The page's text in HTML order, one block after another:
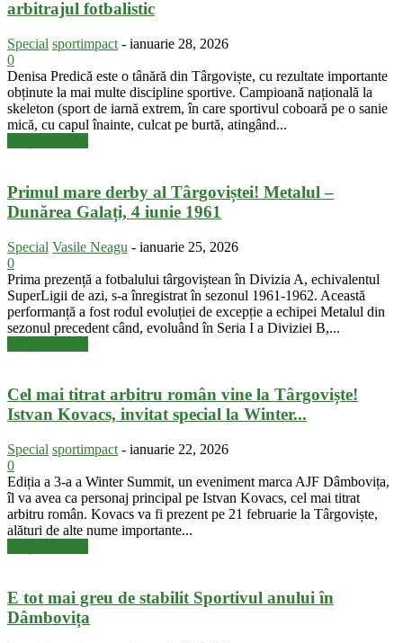
arbitrajul fotbalistic
Special sportimpact - ianuarie 28, 2026
0
Denisa Predică este o tânără din Târgoviște, cu rezultate importante
obținute la mai multe discipline sportive. Campioană națională la
skeleton (sport de iarnă extrem, în care sportivul coboară pe o sanie
mică, cu capul înainte, culcat pe burtă, atingând...
Primul mare derby al Târgoviștei! Metalul –
Dunărea Galați, 4 iunie 1961
Special Vasile Neagu - ianuarie 25, 2026
0
Prima prezență a fotbalului târgoviștean în Divizia A, echivalentul
SuperLigii de azi, s-a înregistrat în sezonul 1961-1962. Această
performanță a fost rodul evoluției de excepție a echipei Metalul din
sezonul precedent când, evoluând în Seria I a Diviziei B,...
Cel mai titrat arbitru român vine la Târgoviște!
Istvan Kovacs, invitat special la Winter...
Special sportimpact - ianuarie 22, 2026
0
Ediția a 3-a a Winter Summit, un eveniment marca AJF Dâmbovița,
îl va avea ca personaj principal pe Istvan Kovacs, cel mai titrat
arbitru român. Kovacs va fi prezent pe 21 februarie la Târgoviște,
alături de alte nume importante...
E tot mai greu de stabilit Sportivul anului în
Dâmbovița